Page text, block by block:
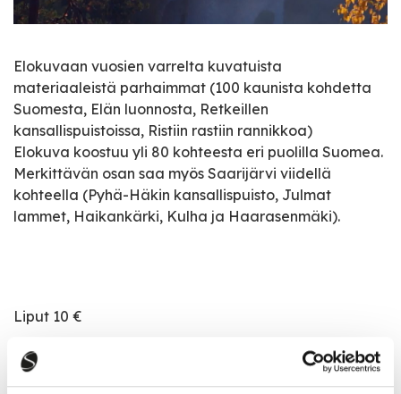
Elokuvaan vuosien varrelta kuvatuista
materiaaleistä parhaimmat (100 kaunista kohdetta
Suomesta, Elän luonnosta, Retkeillen
kansallispuistoissa, Ristiin rastiin rannikkoa)
Elokuva koostuu yli 80 kohteesta eri puolilla Suomea.
Merkittävän osan saa myös Saarijärvi viidellä
kohteella (Pyhä-Häkin kansallispuisto, Julmat
lammet, Haikankärki, Kulha ja Haarasenmäki).
Liput 10 €